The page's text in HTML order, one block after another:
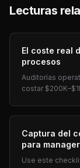
Lecturas
El coste real
procesos
Auditorías
costar
Captura del
para
Use este